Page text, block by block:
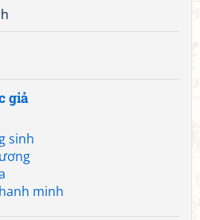
giả
sinh
minh